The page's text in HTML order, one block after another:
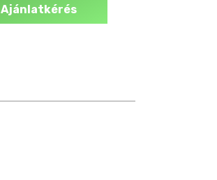
Ajánlatkérés